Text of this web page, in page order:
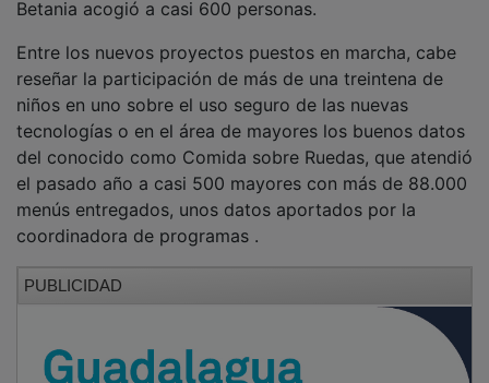
Betania acogió a casi 600 personas.
Entre los nuevos proyectos puestos en marcha, cabe
reseñar la participación de más de una treintena de
niños en uno sobre el uso seguro de las nuevas
tecnologías o en el área de mayores los buenos datos
del conocido como Comida sobre Ruedas, que atendió
el pasado año a casi 500 mayores con más de 88.000
menús entregados, unos datos aportados por la
coordinadora de programas .
PUBLICIDAD